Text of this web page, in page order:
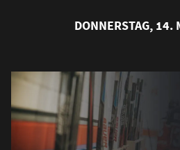
DONNERSTAG, 14.